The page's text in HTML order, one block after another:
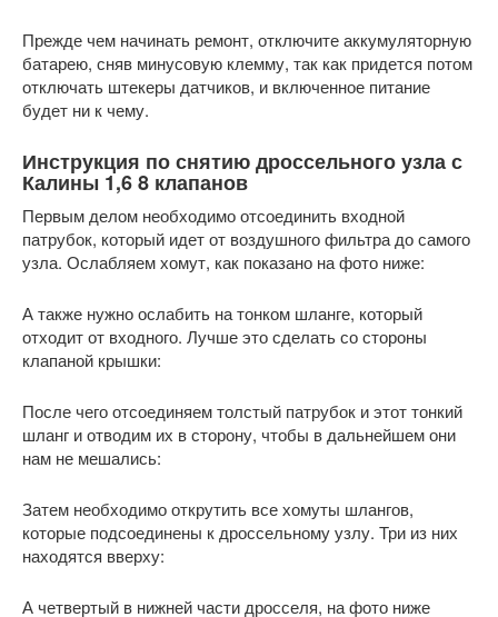
Прежде чем начинать ремонт, отключите аккумуляторную
батарею, сняв минусовую клемму, так как придется потом
отключать штекеры датчиков, и включенное питание
будет ни к чему.
Инструкция по снятию дроссельного узла с
Калины 1,6 8 клапанов
Первым делом необходимо отсоединить входной
патрубок, который идет от воздушного фильтра до самого
узла. Ослабляем хомут, как показано на фото ниже:
А также нужно ослабить на тонком шланге, который
отходит от входного. Лучше это сделать со стороны
клапаной крышки:
После чего отсоединяем толстый патрубок и этот тонкий
шланг и отводим их в сторону, чтобы в дальнейшем они
нам не мешались:
Затем необходимо открутить все хомуты шлангов,
которые подсоединены к дроссельному узлу. Три из них
находятся вверху:
А четвертый в нижней части дросселя, на фото ниже